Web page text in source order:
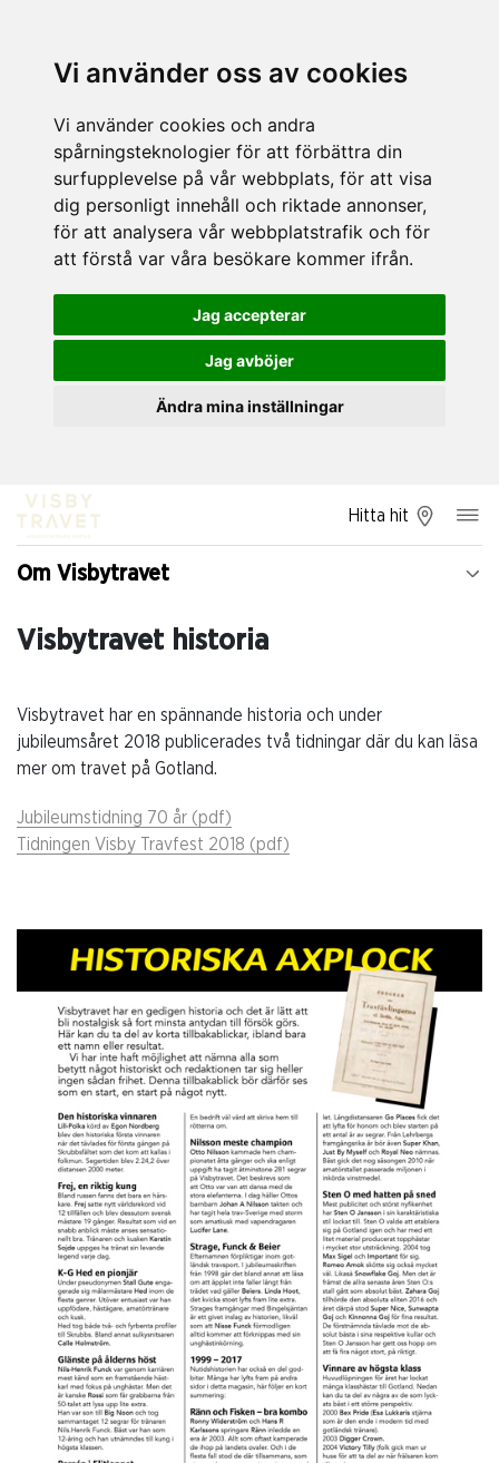
Vi använder oss av cookies
Vi använder cookies och andra
spårningsteknologier för att förbättra din
surfupplevelse på vår webbplats, för att visa
dig personligt innehåll och riktade annonser,
för att analysera vår webbplatstrafik och för
att förstå var våra besökare kommer ifrån.
Jag accepterar
Jag avböjer
Ändra mina inställningar
Hitta hit
Om Visbytravet
Visbytravet historia
Visbytravet har en spännande historia och under
jubileumsåret 2018 publicerades två tidningar där du kan läsa
mer om travet på Gotland.
Jubileumstidning 70 år (pdf)
Tidningen Visby Travfest 2018 (pdf)